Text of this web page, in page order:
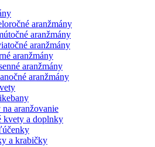
aranžmány
aranžmány
aranžmány
aranžmány
aranžmány
aranžmány
aranžovanie
kvety a doplnky
a krabičky